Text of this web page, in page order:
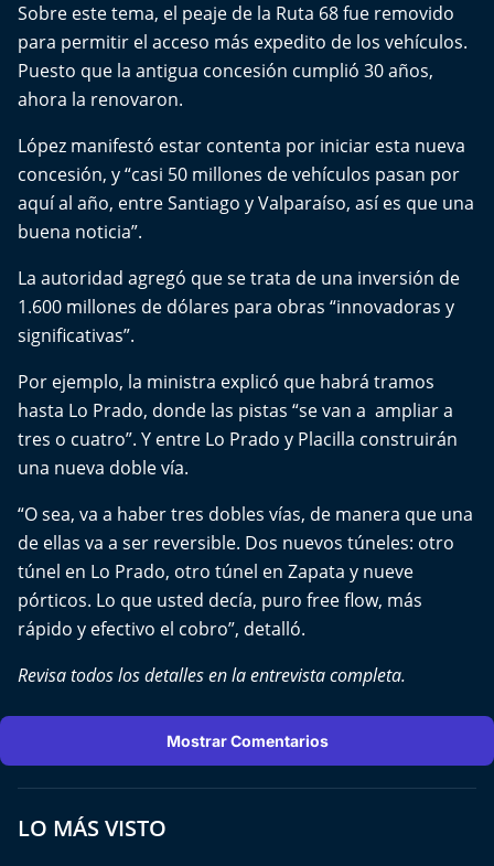
El Mejor País de Chile
Te invito a tomar once
Bío Bío en Ruta
Especiales
Motorfem
Chile, Historia de 30 años
Carrera a La Moneda
Aquí Estamos
Sello de raza
Trasnoche
Punto de Encuentro
Sobre este tema, el peaje de la Ruta 68 fue removido
para permitir el acceso más expedito de los vehículos.
Puesto que la antigua concesión cumplió 30 años,
ahora la renovaron.
López manifestó estar contenta por iniciar esta nueva
concesión, y “casi 50 millones de vehículos pasan por
aquí al año, entre Santiago y Valparaíso, así es que una
buena noticia”.
La autoridad agregó que se trata de una inversión de
1.600 millones de dólares para obras “innovadoras y
significativas”.
Por ejemplo, la ministra explicó que habrá tramos
hasta Lo Prado, donde las pistas “se van a ampliar a
tres o cuatro”. Y entre Lo Prado y Placilla construirán
una nueva doble vía.
“O sea, va a haber tres dobles vías, de manera que una
de ellas va a ser reversible. Dos nuevos túneles: otro
túnel en Lo Prado, otro túnel en Zapata y nueve
pórticos. Lo que usted decía, puro free flow, más
rápido y efectivo el cobro”, detalló.
Revisa todos los detalles en la entrevista completa.
Mostrar Comentarios
LO MÁS VISTO